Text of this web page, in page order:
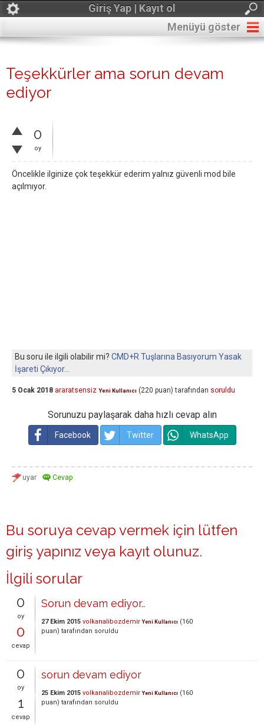
Giriş Yap | Kayıt ol
Menüyü göster
Teşekkürler ama sorun devam
ediyor
0
oy
Öncelikle ilginize çok teşekkür ederim yalnız güvenli mod bile
açılmıyor.
Bu soru ile ilgili olabilir mi? CMD+R Tuşlarına Basıyorum Yasak
İşareti Çıkıyor...
5 Ocak 2018 araratsensiz Yeni Kullanıcı (220 puan) tarafından soruldu
Sorunuzu paylaşarak daha hızlı cevap alın
Facebook Twitter WhatsApp
Bu soruya cevap vermek için lütfen
giriş yapınız veya kayıt olunuz.
İlgili sorular
0
oy
0
cevap
Sorun devam ediyor..
27 Ekim 2015 volkanalibozdemir Yeni Kullanıcı (160
puan) tarafından soruldu
0
oy
1
cevap
sorun devam ediyor
25 Ekim 2015 volkanalibozdemir Yeni Kullanıcı (160
puan) tarafından soruldu